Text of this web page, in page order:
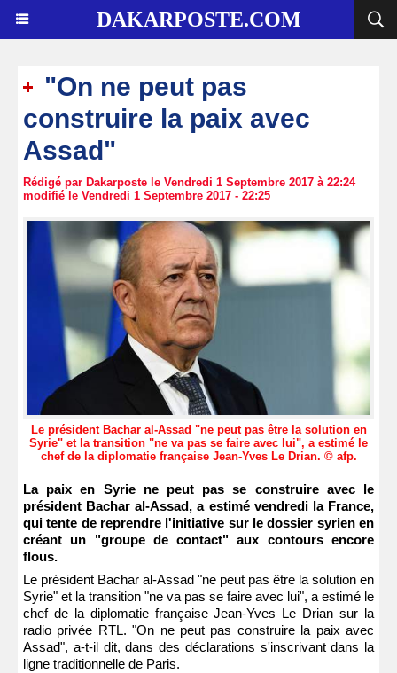
DAKARPOSTE.COM
"On ne peut pas
construire la paix avec
Assad"
Rédigé par Dakarposte le Vendredi 1 Septembre 2017 à 22:24
modifié le Vendredi 1 Septembre 2017 - 22:25
Le président Bachar al-Assad "ne peut pas être la solution en
Syrie" et la transition "ne va pas se faire avec lui", a estimé le
chef de la diplomatie française Jean-Yves Le Drian. © afp.
La paix en Syrie ne peut pas se construire avec le
président Bachar al-Assad, a estimé vendredi la France,
qui tente de reprendre l'initiative sur le dossier syrien en
créant un "groupe de contact" aux contours encore
flous.
Le président Bachar al-Assad "ne peut pas être la solution en
Syrie" et la transition "ne va pas se faire avec lui", a estimé le
chef de la diplomatie française Jean-Yves Le Drian sur la
radio privée RTL. "On ne peut pas construire la paix avec
Assad", a-t-il dit, dans des déclarations s'inscrivant dans la
ligne traditionnelle de Paris.